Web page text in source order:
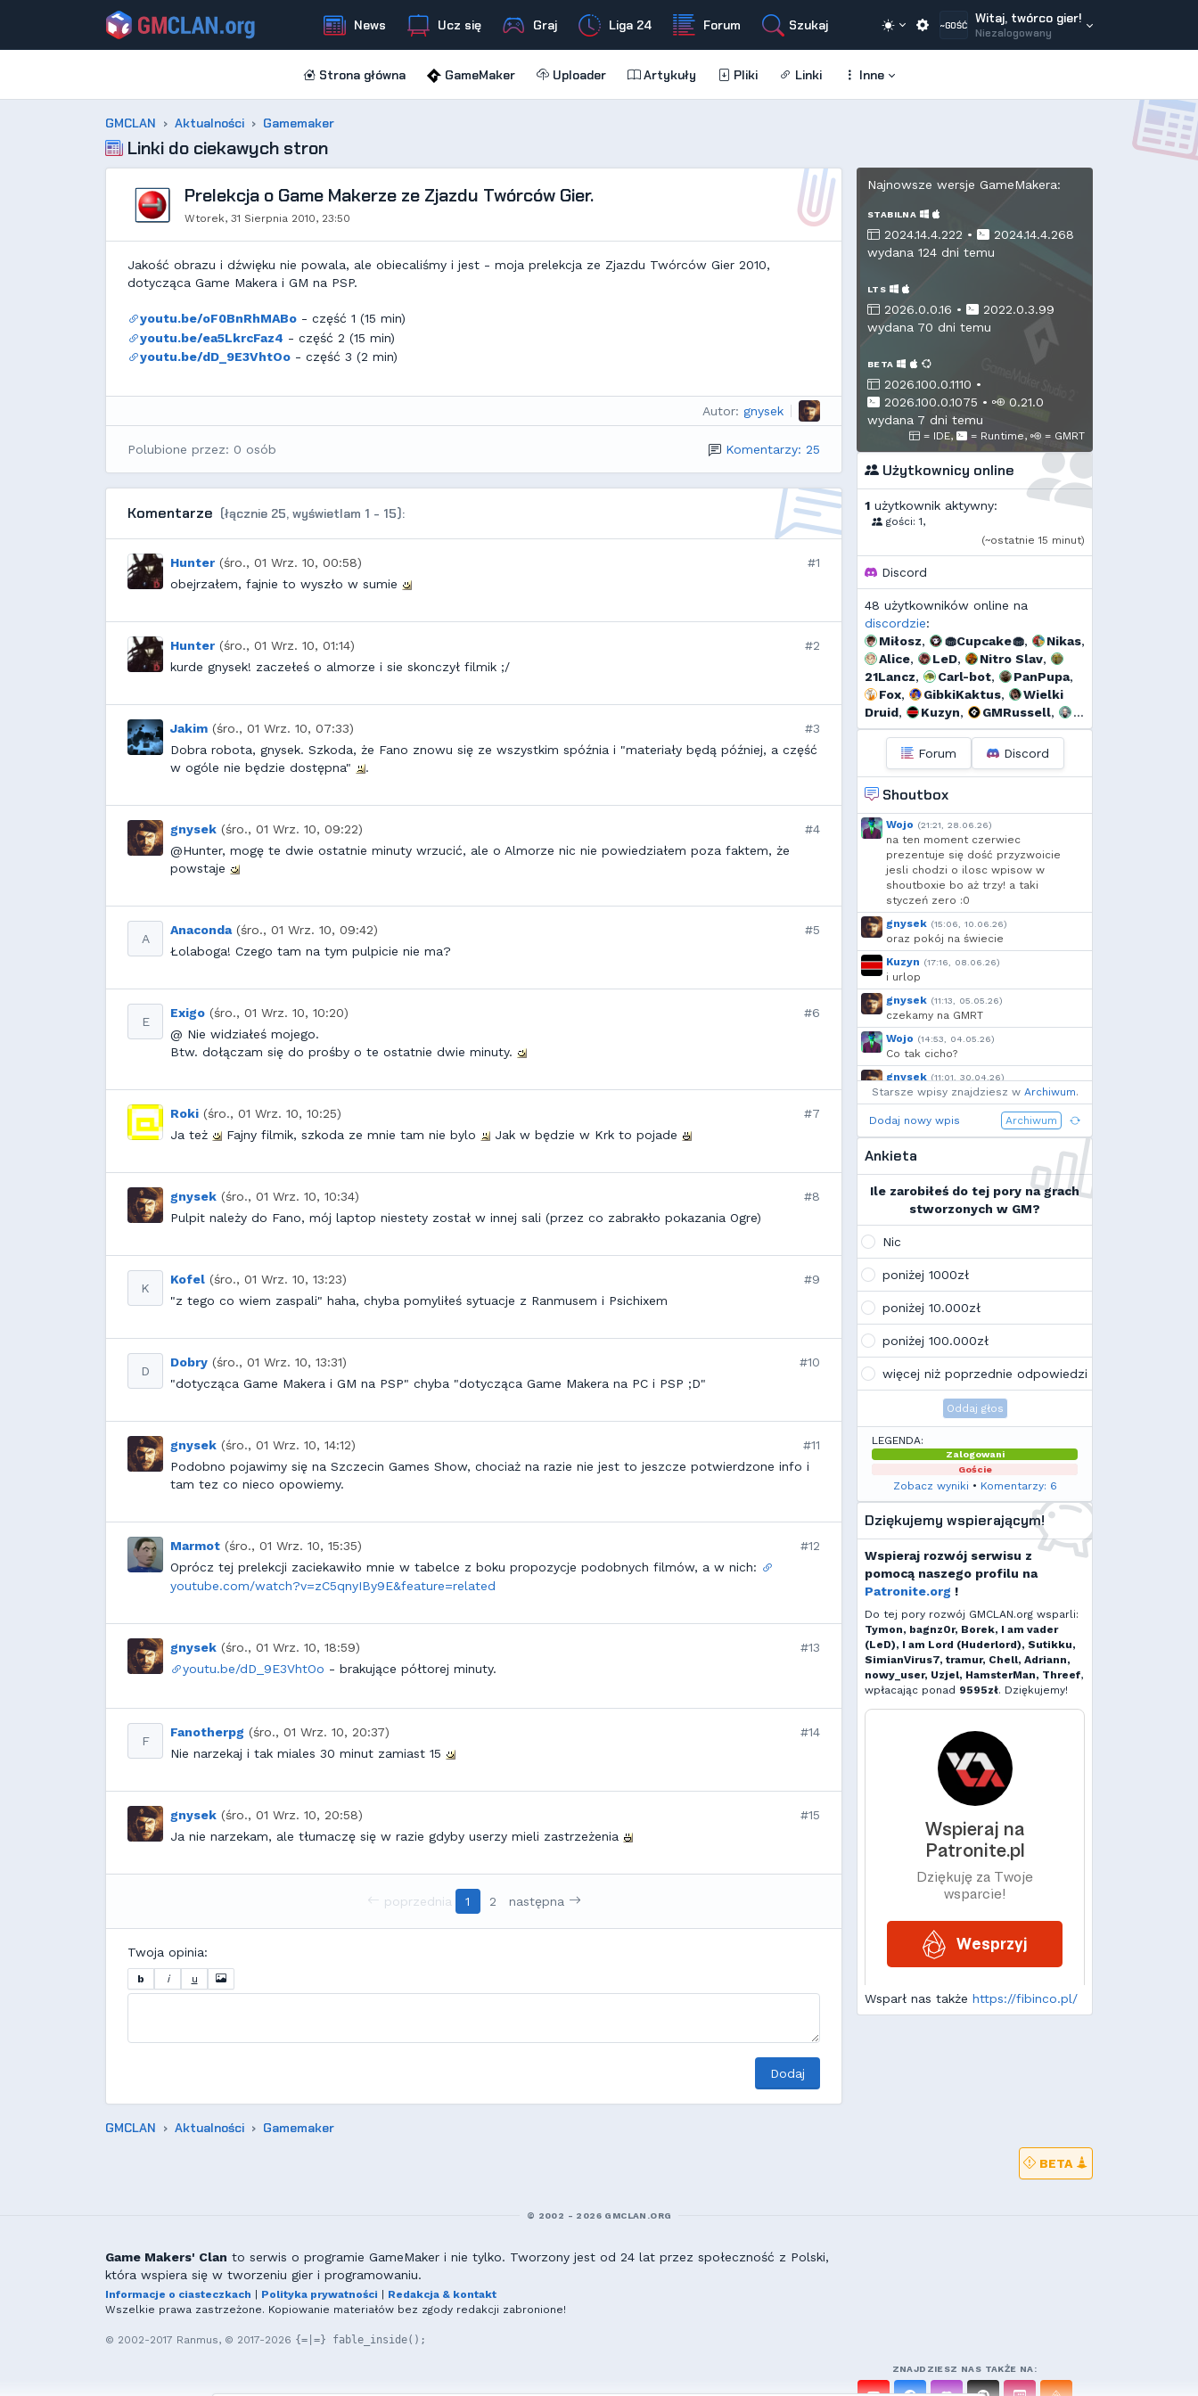
~GOŚĆ Witaj, twórco gier!
Niezalogowany
News Ucz się Graj Liga 24 Forum Szukaj
Strona główna GameMaker Uploader Artykuły Pliki Linki Inne
GMCLAN Aktualności Gamemaker
Linki do ciekawych stron
Prelekcja o Game Makerze ze Zjazdu Twórców Gier.
Wtorek, 31 Sierpnia 2010, 23:50
Jakość obrazu i dźwięku nie powala, ale obiecaliśmy i jest - moja prelekcja ze Zjazdu Twórców Gier 2010,
dotycząca Game Makera i GM na PSP.
youtu.be/oF0BnRhMABo - część 1 (15 min)
youtu.be/ea5LkrcFaz4 - część 2 (15 min)
youtu.be/dD_9E3VhtOo - część 3 (2 min)
Autor: gnysek
Polubione przez: 0 osób Komentarzy: 25
Komentarze (łącznie 25, wyświetlam 1 - 15):
Hunter (śro., 01 Wrz. 10, 00:58)
#1
obejrzałem, fajnie to wyszło w sumie
Hunter (śro., 01 Wrz. 10, 01:14)
#2
kurde gnysek! zaczełeś o almorze i sie skonczył filmik ;/
Jakim (śro., 01 Wrz. 10, 07:33)
#3
Dobra robota, gnysek. Szkoda, że Fano znowu się ze wszystkim spóźnia i "materiały będą później, a część
w ogóle nie będzie dostępna"
.
gnysek (śro., 01 Wrz. 10, 09:22)
#4
@Hunter, mogę te dwie ostatnie minuty wrzucić, ale o Almorze nic nie powiedziałem poza faktem, że
powstaje
A
Anaconda (śro., 01 Wrz. 10, 09:42)
#5
Łolaboga! Czego tam na tym pulpicie nie ma?
E
Exigo (śro., 01 Wrz. 10, 10:20)
#6
@ Nie widziałeś mojego.
Btw. dołączam się do prośby o te ostatnie dwie minuty.
Roki (śro., 01 Wrz. 10, 10:25)
#7
Ja też
Fajny filmik, szkoda ze mnie tam nie bylo Jak w będzie w Krk to pojade
gnysek (śro., 01 Wrz. 10, 10:34)
#8
Pulpit należy do Fano, mój laptop niestety został w innej sali (przez co zabrakło pokazania Ogre)
K
Kofel (śro., 01 Wrz. 10, 13:23)
#9
"z tego co wiem zaspali" haha, chyba pomyliłeś sytuacje z Ranmusem i Psichixem
D
Dobry (śro., 01 Wrz. 10, 13:31)
#10
"dotycząca Game Makera i GM na PSP" chyba "dotycząca Game Makera na PC i PSP ;D"
gnysek (śro., 01 Wrz. 10, 14:12)
#11
Podobno pojawimy się na Szczecin Games Show, chociaż na razie nie jest to jeszcze potwierdzone info i
tam tez co nieco opowiemy.
Marmot (śro., 01 Wrz. 10, 15:35)
#12
Oprócz tej prelekcji zaciekawiło mnie w tabelce z boku propozycje podobnych filmów, a w nich:
youtube.com/watch?v=zC5qnyIBy9E&feature=related
gnysek (śro., 01 Wrz. 10, 18:59)
#13
youtu.be/dD_9E3VhtOo - brakujące półtorej minuty.
F
Fanotherpg (śro., 01 Wrz. 10, 20:37)
#14
Nie narzekaj i tak miales 30 minut zamiast 15
gnysek (śro., 01 Wrz. 10, 20:58)
#15
Ja nie narzekam, ale tłumaczę się w razie gdyby userzy mieli zastrzeżenia
poprzednia 1 2 następna
Twoja opinia:
b i u
Dodaj
GMCLAN Aktualności Gamemaker
Najnowsze wersje GameMakera:
STABILNA
2024.14.4.222 •
2024.14.4.268
wydana 124 dni temu
LTS
2026.0.0.16 •
2022.0.3.99
wydana 70 dni temu
BETA
2026.100.0.1110 •
2026.100.0.1075 •
0.21.0
wydana 7 dni temu
= IDE, = Runtime, = GMRT
Użytkownicy online
1 użytkownik aktywny:
gości: 1,
(~ostatnie 15 minut)
Discord
48 użytkowników online na
discordzie:
Miłosz, 🧁Cupcake🧁, Nikas,
Alice, LeD, Nitro Slav,
21Lancz, Carl-bot, PanPupa,
Fox, GibkiKaktus,
Wielki
Druid, Kuzyn, GMRussell,
Tidżi, 𝕳𝖚𝖌𝖔 𝕲𝖔𝖓𝖝𝖆𝖑𝖊𝖝, 𝕯𝖎𝖆𝖓𝖆,
, r... Threef ,
RogerDodg3r, Uzjel, Murrri
🆅🅸🆃🅾74🅼,
FarnekGarnek
szmalu
Korodzik , OdrzuconyKrakers
Ulti, Kandif, Danieo, bagno
Arrekin, Mtax, g...,
RuLing, Voytec, szynka
Cebul , Add92,
h..., Shockah, exigo
Forum Discord
Shoutbox
Wojo (21:21, 28.06.26)
na ten moment czerwiec
prezentuje się dość przyzwoicie
jesli chodzi o ilosc wpisow w
shoutboxie bo aż trzy! a taki
styczeń zero :0
gnysek (15:06, 10.06.26)
oraz pokój na świecie
Kuzyn (17:16, 08.06.26)
i urlop
gnysek (11:13, 05.05.26)
czekamy na GMRT
Wojo (14:53, 04.05.26)
Co tak cicho?
gnysek (11:01, 30.04.26)
Grill panie, grill.
Wojo
(14:18, 29.04.26)
Jak planujecie spędzić najbliższą
Ja zainstalowałem sobie Linux mint
na swoim laptopie
Wojo
Tak, po zmianach gmclan przeżywa
wskazują, że ten rok będzie rokiem
Linuxa, rokiem odejścia od
discorda na rzecz forów
internetowych
K Kamilek
Ale klimat tu znowu wrócić!
Starsze wpisy znajdziesz w Archiwum.
Dodaj nowy wpis Archiwum
Ankieta
Ile zarobiłeś do tej pory na grach
stworzonych w GM?
Nic
poniżej 1000zł
poniżej 10.000zł
poniżej 100.000zł
więcej niż poprzednie odpowiedzi
Oddaj głos
LEGENDA:
Zalogowani
Goście
Zobacz wyniki • Komentarzy: 6
Dziękujemy wspierającym!
Wspieraj rozwój serwisu z
pomocą naszego profilu na
Patronite.org !
Do tej pory rozwój GMCLAN.org wsparli:
Tymon, bagnz0r, Borek, I am vader
(LeD), I am Lord (Huderlord), Sutikku,
SimianVirus7, tramur, Chell, Adriann,
nowy_user, Uzjel, HamsterMan, Threef,
wpłacając ponad 9595zł. Dziękujemy!
Wsparł nas także https://fibinco.pl/
BETA
© 2002 - 2026 GMCLAN.ORG
Game Makers' Clan to serwis o programie GameMaker i nie tylko. Tworzony jest od 24 lat przez społeczność z Polski,
która wspiera się w tworzeniu gier i programowaniu.
Informacje o ciasteczkach Polityka prywatności
Redakcja & kontakt
Wszelkie prawa zastrzeżone. Kopiowanie materiałów bez zgody redakcji zabronione!
© 2002-2017 Ranmus, © 2017-2026 {=|=} fable_inside();
ZNAJDZIESZ NAS TAKŻE NA: